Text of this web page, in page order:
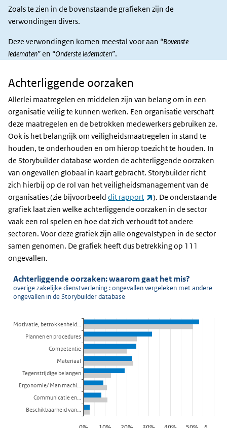
Zoals te zien in de bovenstaande grafieken zijn de
verwondingen divers.
Deze verwondingen komen meestal voor aan “Bovenste
ledematen”en “Onderste ledematen”.
Achterliggende
oorzaken
Achterliggende oorzaken
Allerlei maatregelen en middelen zijn van belang om in een
organisatie veilig te kunnen werken. Een organisatie verschaft
deze maatregelen en de betrokken medewerkers gebruiken ze.
Ook is het belangrijk om veiligheidsmaatregelen in stand te
houden, te onderhouden en om hierop toezicht te houden. In
de Storybuilder database worden de achterliggende oorzaken
van ongevallen globaal in kaart gebracht. Storybuilder richt
zich hierbij op de rol van het veiligheidsmanagement van de
organisaties (zie bijvoorbeeld dit rapport (externe link)
). De onderstaande
grafiek laat zien welke achterliggende oorzaken in de sector
vaak een rol spelen en hoe dat zich verhoudt tot andere
sectoren. Voor deze grafiek zijn alle ongevalstypen in de sector
samen genomen. De grafiek heeft dus betrekking op 111
ongevallen.